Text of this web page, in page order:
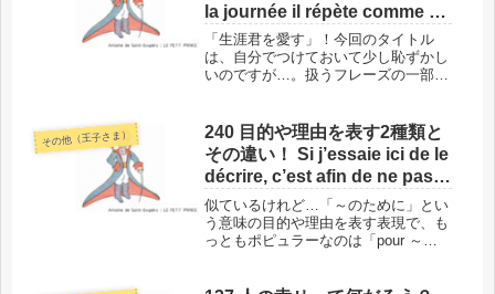
la journée il répète comme toi
「生涯君を愛す」！今回のタイトル
は、自分でつけておいて少し恥ずかし
いのですが…。扱うフレーズの一部を
方、ぜひ続きをどうぞ！このフレーズ
の場所と背景では、単語に入る前に、
今回...
その他（王子さま）
240 目的や理由を表す2種類と
その違い！ Si j’essaie ici de le
décrire, c’est afin de ne pas
l’oublier.
似ているけれど…「～のために」とい
う意味の目的や理由を表す表現で、も
っともポピュラーなのは「pour ～」